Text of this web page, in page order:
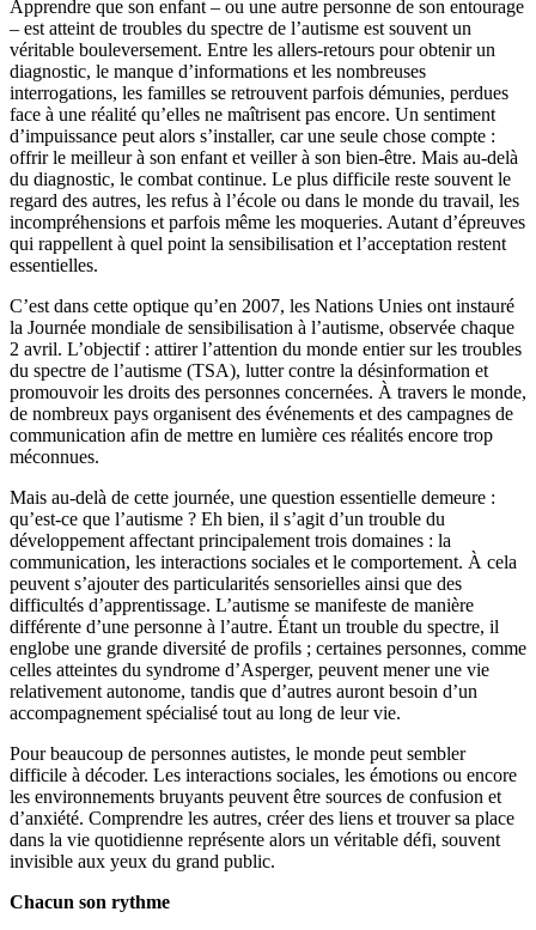
Apprendre que son enfant – ou une autre personne de son entourage
– est atteint de troubles du spectre de l’autisme est souvent un
véritable bouleversement. Entre les allers-retours pour obtenir un
diagnostic, le manque d’informations et les nombreuses
interrogations, les familles se retrouvent parfois démunies, perdues
face à une réalité qu’elles ne maîtrisent pas encore. Un sentiment
d’impuissance peut alors s’installer, car une seule chose compte :
offrir le meilleur à son enfant et veiller à son bien-être. Mais au-delà
du diagnostic, le combat continue. Le plus difficile reste souvent le
regard des autres, les refus à l’école ou dans le monde du travail, les
incompréhensions et parfois même les moqueries. Autant d’épreuves
qui rappellent à quel point la sensibilisation et l’acceptation restent
essentielles.
C’est dans cette optique qu’en 2007, les Nations Unies ont instauré
la Journée mondiale de sensibilisation à l’autisme, observée chaque
2 avril. L’objectif : attirer l’attention du monde entier sur les troubles
du spectre de l’autisme (TSA), lutter contre la désinformation et
promouvoir les droits des personnes concernées. À travers le monde,
de nombreux pays organisent des événements et des campagnes de
communication afin de mettre en lumière ces réalités encore trop
méconnues.
Mais au-delà de cette journée, une question essentielle demeure :
qu’est-ce que l’autisme ? Eh bien, il s’agit d’un trouble du
développement affectant principalement trois domaines : la
communication, les interactions sociales et le comportement. À cela
peuvent s’ajouter des particularités sensorielles ainsi que des
difficultés d’apprentissage. L’autisme se manifeste de manière
différente d’une personne à l’autre. Étant un trouble du spectre, il
englobe une grande diversité de profils ; certaines personnes, comme
celles atteintes du syndrome d’Asperger, peuvent mener une vie
relativement autonome, tandis que d’autres auront besoin d’un
accompagnement spécialisé tout au long de leur vie.
Pour beaucoup de personnes autistes, le monde peut sembler
difficile à décoder. Les interactions sociales, les émotions ou encore
les environnements bruyants peuvent être sources de confusion et
d’anxiété. Comprendre les autres, créer des liens et trouver sa place
dans la vie quotidienne représente alors un véritable défi, souvent
invisible aux yeux du grand public.
Chacun son rythme